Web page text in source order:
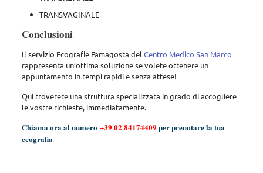
TRANSVAGINALE
Conclusioni
Il servizio Ecografie Famagosta del Centro Medico San Marco
rappresenta un’ottima soluzione se volete ottenere un
appuntamento in tempi rapidi e senza attese!
Qui troverete una struttura specializzata in grado di accogliere
le vostre richieste, immediatamente.
Chiama ora al numero +39 02 84174409per prenotare la tua
ecografia